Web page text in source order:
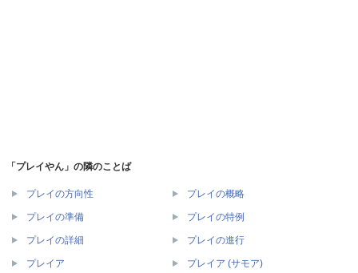
「プレイやん」の隣のことば
プレイの方向性 プレイの概略
プレイの準備 プレイの特例
プレイの詳細 プレイの進行
プレイア プレイア (サモア)